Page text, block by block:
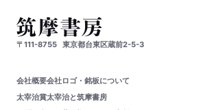
〒111-8755 東京都台東区蔵前2-5-3
会社概要会社ロゴ・銘板について
太宰治賞太宰治と筑摩書房